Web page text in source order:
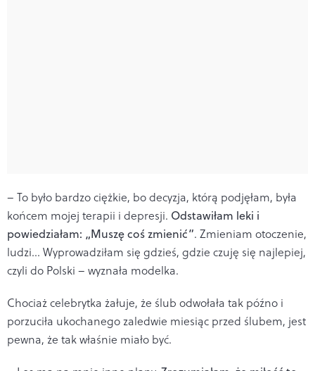
– To było bardzo ciężkie, bo decyzja, którą podjęłam, była
końcem mojej terapii i depresji. Odstawiłam leki i
powiedziałam: „Muszę coś zmienić”. Zmieniam otoczenie,
ludzi... Wyprowadziłam się gdzieś, gdzie czuję się najlepiej,
czyli do Polski – wyznała modelka.
Chociaż celebrytka żałuje, że ślub odwołała tak późno i
porzuciła ukochanego zaledwie miesiąc przed ślubem, jest
pewna, że tak właśnie miało być.